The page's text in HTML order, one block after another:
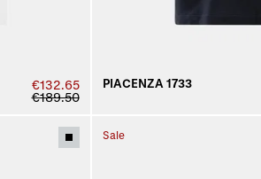
€132.65
€189.50
PIACENZA 1733
Sale